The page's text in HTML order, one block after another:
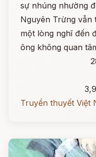
sự nhúng nhường
Nguyên Trừng vẫn
một lòng nghĩ đến
ông không quan
Truyền thuyết Việt